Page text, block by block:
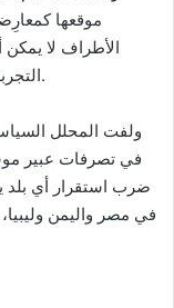
موقعها
الأطراف لا
التجربة التونسية، وعرقلة نجاح انتقالها الديمقراطي.
ولفت المحلل
في تصرفات عبير
ضرب استقرار أي بلد
في مصر واليمن